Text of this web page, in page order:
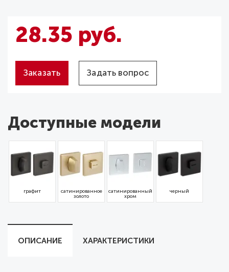
28.35 руб.
Заказать Задать вопрос
Доступные модели
графит
сатинированное
золото
сатинированный
хром
черный
ОПИСАНИЕ ХАРАКТЕРИСТИКИ